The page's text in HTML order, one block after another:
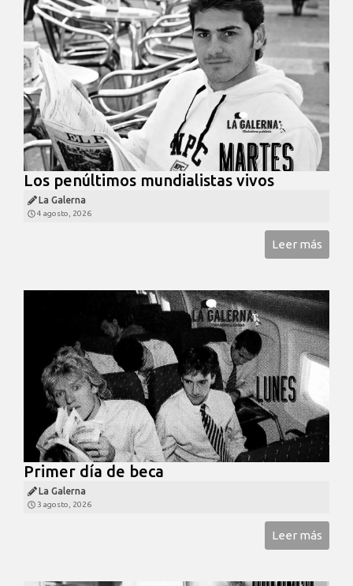
Los penúltimos mundialistas vivos
La Galerna
4 agosto, 2026
Leer más
Primer día de beca
La Galerna
3 agosto, 2026
Leer más